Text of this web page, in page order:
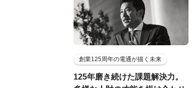
創業125周年の電通が描く未来
125年磨き続けた課題解決力。